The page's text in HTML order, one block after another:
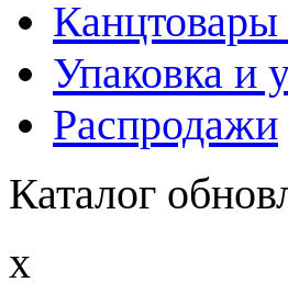
Упаковка и
Распродажи
Каталог
x